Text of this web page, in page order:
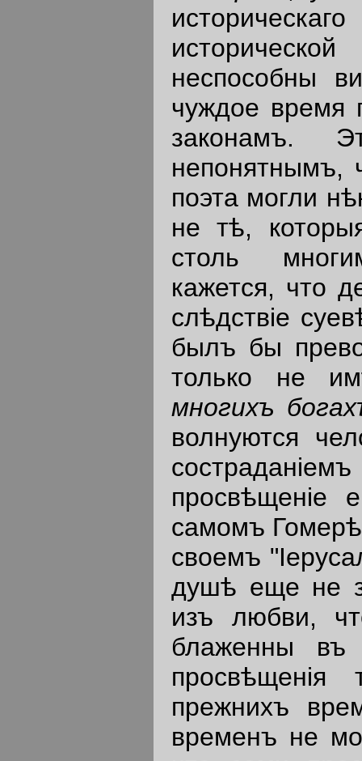
неспособны
чуждое время
законамъ.
непонятнымъ,
поэта могли
не тѣ,
столь
кажется, что
слѣдствiе
былъ бы
только не
многихъ
волнуются
просвѣщенiе
самомъ
своемъ
душѣ еще не
изъ любви,
блаженны въ
просвѣщенiя
прежнихъ
временъ не